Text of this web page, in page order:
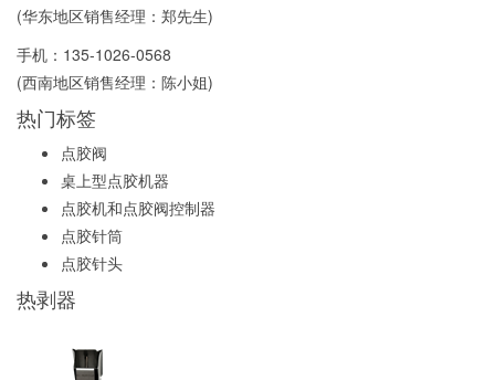
(华东地区销售经理：郑先生)
手机： 135-1026-0568
(西南地区销售经理：陈小姐)
热门标签
点胶阀
桌上型点胶机器
点胶机和点胶阀控制器
点胶针筒
点胶针头
热剥器